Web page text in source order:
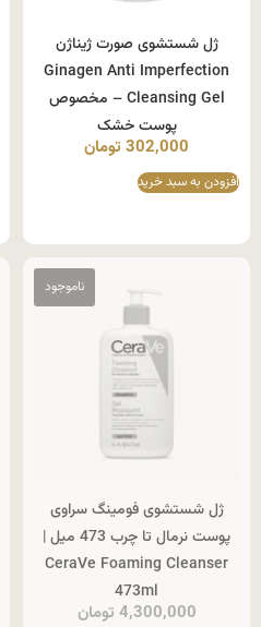
ژل شستشوی صورت ژیناژن
Ginagen Anti Imperfection
Cleansing Gel – مخصوص
پوست خشک
302,000 تومان
افزودن به سبد خرید
ژل شستشوی فومینگ سراوی
پوست نرمال تا چرب 473 میل |
CeraVe Foaming Cleanser
473ml
4,300,000 تومان